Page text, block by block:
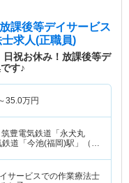
課後等デイサービス
求人(正職員)
日祝お休み！放課後等デ
す♪
35.0万円
筑豊電気鉄道「永犬丸
道「今池(福岡)駅」（徒
サービスでの作業療法士